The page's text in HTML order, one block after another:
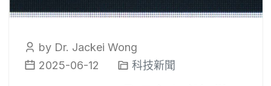
by Dr. Jackei Wong
2025-06-12
科技新聞